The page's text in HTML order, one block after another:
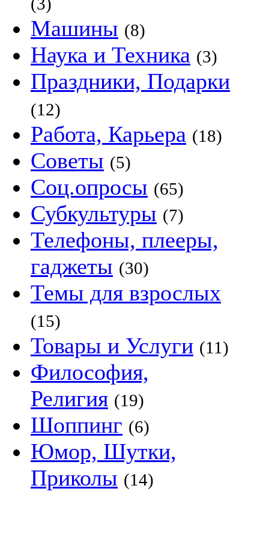
Машины (8)
Наука и Техника (3)
Праздники, Подарки
(12)
Работа, Карьера (18)
Советы (5)
Соц.опросы (65)
Субкультуры (7)
Телефоны, плееры,
гаджеты (30)
Темы для взрослых
(15)
Товары и Услуги (11)
Философия,
Религия (19)
Шоппинг (6)
Юмор, Шутки,
Приколы (14)